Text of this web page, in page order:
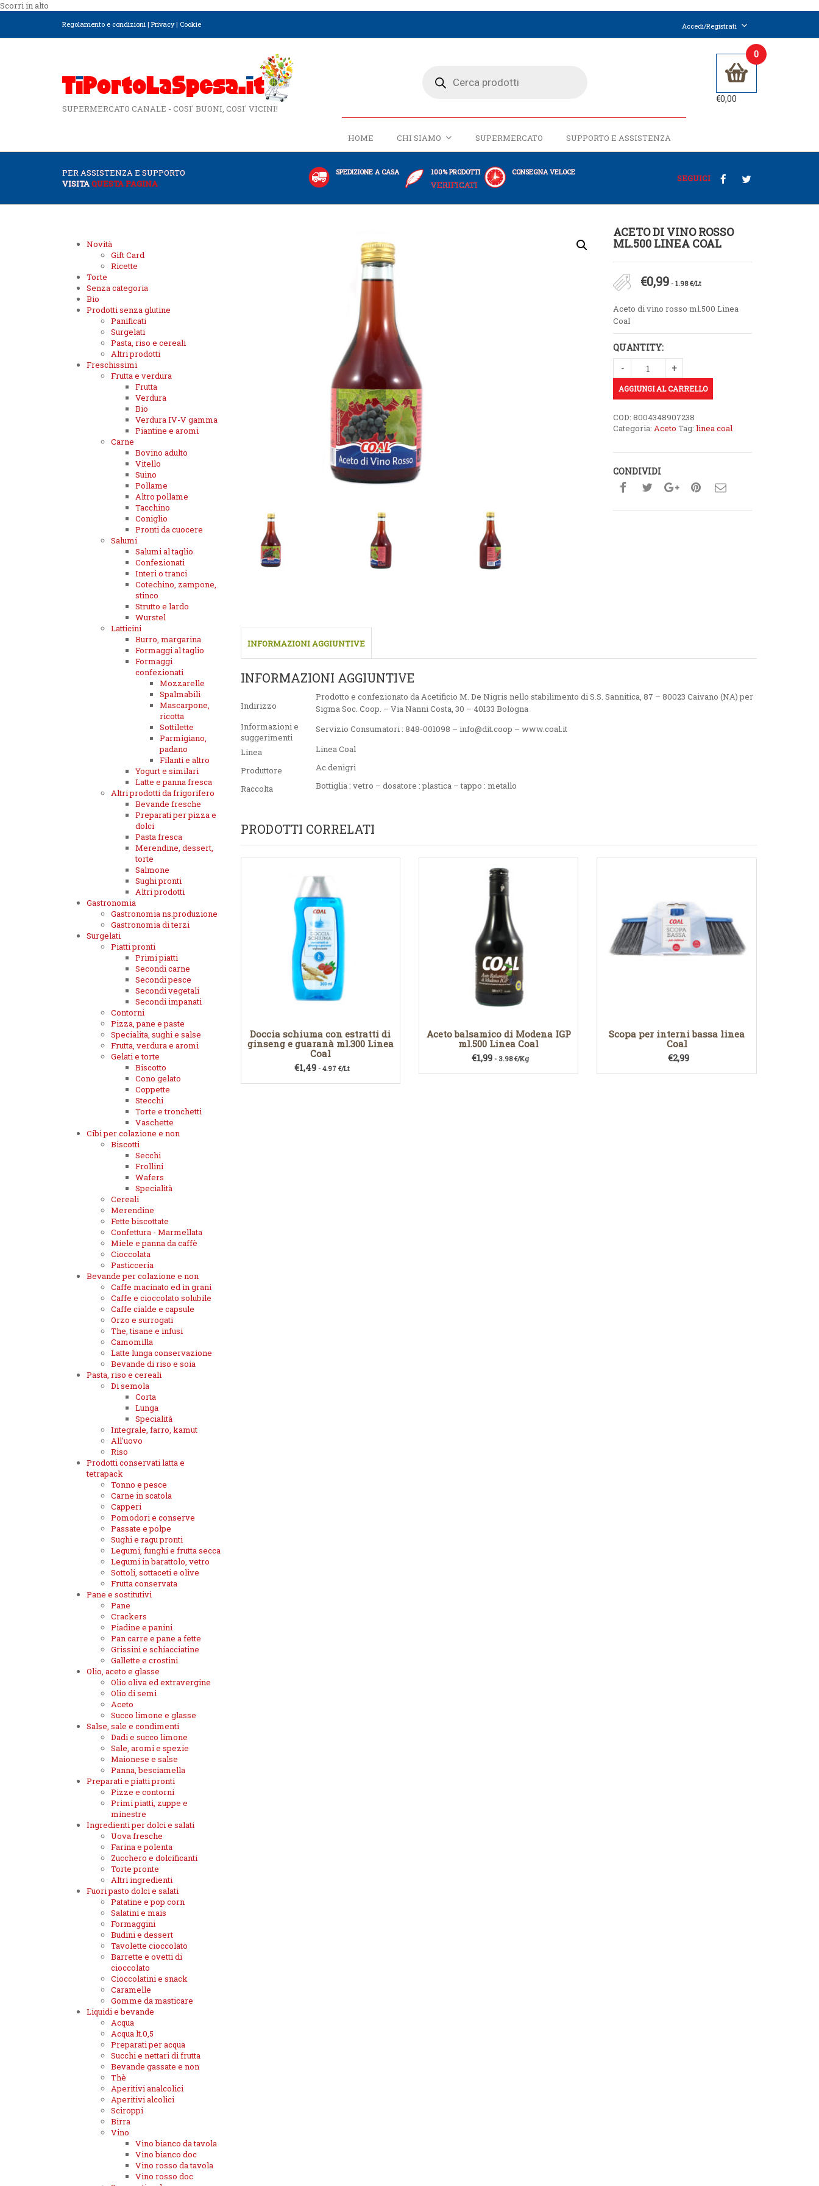
Scorri in alto
Regolamento e condizioni | Privacy| Cookie Accedi/Registrati
SUPERMERCATO CANALE - COSI' BUONI, COSI' VICINI!
HOME CHI SIAMO SUPERMERCATO SUPPORTO E ASSISTENZA
0
€0,00
PER ASSISTENZA E SUPPORTO
VISITAQUESTA PAGINA
SPEDIZIONE A CASA 100% PRODOTTI
VERIFICATI
CONSEGNA VELOCE
SEGUICI
ACETO DI VINO ROSSO
ML.500 LINEA COAL
€0,99 - 1.98 €/Lt
Aceto di vino rosso ml.500 Linea
Coal
QUANTITY:
AGGIUNGI AL CARRELLO
COD:8004348907238
Categoria:Aceto Tag:linea coal
CONDIVIDI
INFORMAZIONI AGGIUNTIVE
INFORMAZIONI AGGIUNTIVE
Indirizzo
Prodotto e confezionato da Acetificio M. De Nigris nello stabilimento di S.S. Sannitica, 87 – 80023 Caivano (NA) per
Sigma Soc. Coop. – Via Nanni Costa, 30 – 40133 Bologna
Informazioni e
suggerimenti
Servizio Consumatori : 848-001098 – info@dit.coop – www.coal.it
Linea
Linea Coal
Produttore
Ac.denigri
Raccolta
Bottiglia : vetro – dosatore : plastica – tappo : metallo
PRODOTTI CORRELATI
Doccia schiuma con estratti di
ginseng e guaranà ml.300 Linea
Coal
€1,49- 4.97 €/Lt
Aceto balsamico di Modena IGP
ml.500 Linea Coal
€1,99- 3.98 €/Kg
Scopa per interni bassa linea
Coal
€2,99
Novità
Gift Card
Ricette
Torte
Senza categoria
Bio
Prodotti senza glutine
Panificati
Surgelati
Pasta, riso e cereali
Altri prodotti
Freschissimi
Frutta e verdura
Frutta
Verdura
Bio
Verdura IV-V gamma
Piantine e aromi
Carne
Bovino adulto
Vitello
Suino
Pollame
Altro pollame
Tacchino
Coniglio
Pronti da cuocere
Salumi
Salumi al taglio
Confezionati
Interi o tranci
Cotechino, zampone,
stinco
Strutto e lardo
Wurstel
Latticini
Burro, margarina
Formaggi al taglio
Formaggi
confezionati
Mozzarelle
Spalmabili
Mascarpone,
ricotta
Sottilette
Parmigiano,
padano
Filanti e altro
Yogurt e similari
Latte e panna fresca
Altri prodotti da frigorifero
Bevande fresche
Preparati per pizza e
dolci
Pasta fresca
Merendine, dessert,
torte
Salmone
Sughi pronti
Altri prodotti
Gastronomia
Gastronomia ns.produzione
Gastronomia di terzi
Surgelati
Piatti pronti
Primi piatti
Secondi carne
Secondi pesce
Secondi vegetali
Secondi impanati
Contorni
Pizza, pane e paste
Specialita, sughi e salse
Frutta, verdura e aromi
Gelati e torte
Biscotto
Cono gelato
Coppette
Stecchi
Torte e tronchetti
Vaschette
Cibi per colazione e non
Biscotti
Secchi
Frollini
Wafers
Specialità
Cereali
Merendine
Fette biscottate
Confettura - Marmellata
Miele e panna da caffè
Cioccolata
Pasticceria
Bevande per colazione e non
Caffe macinato ed in grani
Caffe e cioccolato solubile
Caffe cialde e capsule
Orzo e surrogati
The, tisane e infusi
Camomilla
Latte lunga conservazione
Bevande di riso e soia
Pasta, riso e cereali
Di semola
Corta
Lunga
Specialità
Integrale, farro, kamut
All'uovo
Riso
Prodotti conservati latta e
tetrapack
Tonno e pesce
Carne in scatola
Capperi
Pomodori e conserve
Passate e polpe
Sughi e ragu pronti
Legumi, funghi e frutta secca
Legumi in barattolo, vetro
Sottoli, sottaceti e olive
Frutta conservata
Pane e sostitutivi
Pane
Crackers
Piadine e panini
Pan carre e pane a fette
Grissini e schiacciatine
Gallette e crostini
Olio, aceto e glasse
Olio oliva ed extravergine
Olio di semi
Aceto
Succo limone e glasse
Salse, sale e condimenti
Dadi e succo limone
Sale, aromi e spezie
Maionese e salse
Panna, besciamella
Preparati e piatti pronti
Pizze e contorni
Primi piatti, zuppe e
minestre
Ingredienti per dolci e salati
Uova fresche
Farina e polenta
Zucchero e dolcificanti
Torte pronte
Altri ingredienti
Fuori pasto dolci e salati
Patatine e pop corn
Salatini e mais
Formaggini
Budini e dessert
Tavolette cioccolato
Barrette e ovetti di
cioccolato
Cioccolatini e snack
Caramelle
Gomme da masticare
Liquidi e bevande
Acqua
Acqua lt.0,5
Preparati per acqua
Succhi e nettari di frutta
Bevande gassate e non
Thè
Aperitivi analcolici
Aperitivi alcolici
Sciroppi
Birra
Vino
Vino bianco da tavola
Vino bianco doc
Vino rosso da tavola
Vino rosso doc